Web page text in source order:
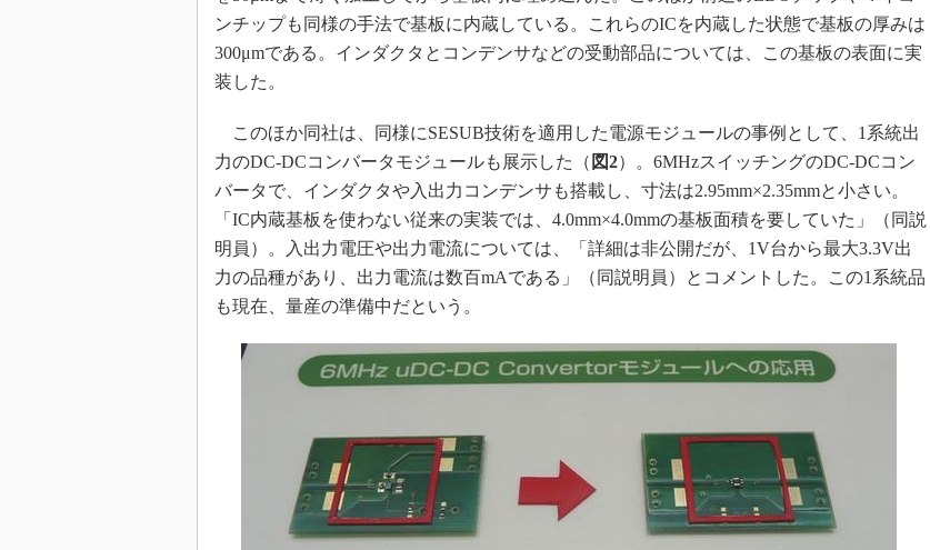
ンチップも同様の手法で基板に内蔵している。これらのICを内蔵した状態で基板の厚みは
300μmである。インダクタとコンデンサなどの受動部品については、この基板の表面に実
装した。
このほか同社は、同様にSESUB技術を適用した電源モジュールの事例として、1系統出
力のDC-DCコンバータモジュールも展示した（ 図2）。6MHzスイッチングのDC-DCコン
バータで、インダクタや入出力コンデンサも搭載し、寸法は2.95mm×2.35mmと小さい。
「IC内蔵基板を使わない従来の実装では、4.0mm×4.0mmの基板面積を要していた」（同説
明員）。入出力電圧や出力電流については、「詳細は非公開だが、1V台から最大3.3V出
力の品種があり、出力電流は数百mAである」（同説明員）とコメントした。この1系統品
も現在、量産の準備中だという。